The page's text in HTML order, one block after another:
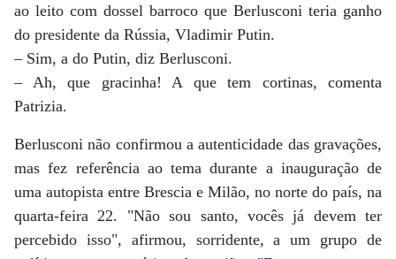
ao leito com dossel barroco que Berlusconi teria ganho
do presidente da Rússia, Vladimir Putin.
– Sim, a do Putin, diz Berlusconi.
– Ah, que gracinha! A que tem cortinas, comenta
Patrizia.
Berlusconi não confirmou a autenticidade das gravações,
mas fez referência ao tema durante a inauguração de
uma autopista entre Brescia e Milão, no norte do país, na
quarta-feira 22. "Não sou santo, vocês já devem ter
percebido isso", afirmou, sorridente, a um grupo de